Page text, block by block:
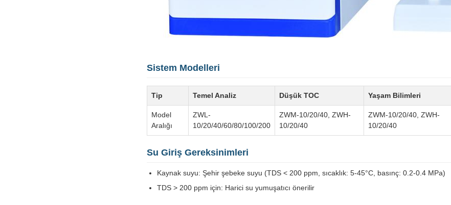
Sistem Modelleri
Tip Temel Analiz Düşük TOC Yaşam Bilimleri
Model
Aralığı
ZWL-
10/20/40/60/80/100/200
ZWM-10/20/40, ZWH-
10/20/40
ZWM-10/20/40, ZWH-
10/20/40
Su Giriş Gereksinimleri
Kaynak suyu: Şehir şebeke suyu (TDS < 200 ppm, sıcaklık: 5-45°C, basınç: 0.2-0.4 MPa)
TDS > 200 ppm için: Harici su yumuşatıcı önerilir